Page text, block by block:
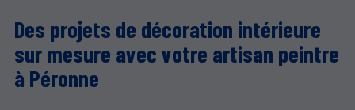
Des projets de décoration intérieure
sur mesure avec votre artisan peintre
à Péronne